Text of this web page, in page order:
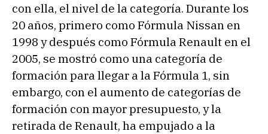
con ella, el nivel de la categoría. Durante los
20 años, primero como Fórmula Nissan en
1998 y después como Fórmula Renault en el
2005, se mostró como una categoría de
formación para llegar a la Fórmula 1, sin
embargo, con el aumento de categorías de
formación con mayor presupuesto, y la
retirada de Renault, ha empujado a la